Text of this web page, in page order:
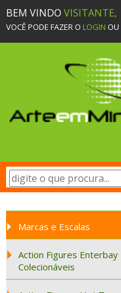
BEM VINDO VISITANTE,
VOCÊ PODE FAZER O LOGIN OU
Marcas e Escalas
Action Figures Enterbay
Colecionáveis